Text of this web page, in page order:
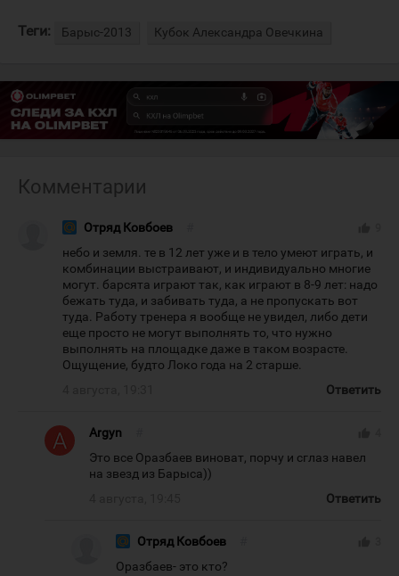
Теги: Барыс-2013 Кубок Александра Овечкина
Комментарии
Отряд Ковбоев
небо и земля. те в 12 лет уже и в тело умеют играть, и
комбинации выстраивают, и индивидуально многие
могут. барсята играют так, как играют в 8-9 лет: надо
бежать туда, и забивать туда, а не пропускать вот
туда. Работу тренера я вообще не увидел, либо дети
еще просто не могут выполнять то, что нужно
выполнять на площадке даже в таком возрасте.
Ощущение, будто Локо года на 2 старше.
Ответить
Argyn
Это все Оразбаев виноват, порчу и сглаз навел
на звезд из Барыса))
Ответить
Отряд Ковбоев
Оразбаев- это кто?